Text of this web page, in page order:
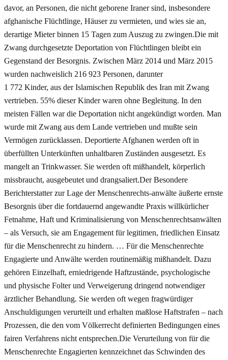
davor, an Personen, die nicht geborene Iraner sind, insbesondere
afghanische Flüchtlinge, Häuser zu vermieten, und wies sie an,
derartige Mieter binnen 15 Tagen zum Auszug zu zwingen.Die mit
Zwang durchgesetzte Deportation von Flüchtlingen bleibt ein
Gegenstand der Besorgnis. Zwischen März 2014 und März 2015
wurden nachweislich 216 923 Personen, darunter
1 772 Kinder, aus der Islamischen Republik des Iran mit Zwang
vertrieben. 55% dieser Kinder waren ohne Begleitung. In den
meisten Fällen war die Deportation nicht angekündigt worden. Man
wurde mit Zwang aus dem Lande vertrieben und mußte sein
Vermögen zurücklassen. Deportierte Afghanen werden oft in
überfüllten Unterkünften unhaltbaren Zuständen ausgesetzt. Es
mangelt an Trinkwasser. Sie werden oft mißhandelt, körperlich
missbraucht, ausgebeutet und drangsaliert.Der Besondere
Berichterstatter zur Lage der Menschenrechts-anwälte äußerte ernste
Besorgnis über die fortdauernd angewandte Praxis willkürlicher
Fetnahme, Haft und Kriminalisierung von Menschenrechtsanwälten
– als Versuch, sie am Engagement für legitimen, friedlichen Einsatz
für die Menschenrecht zu hindern. … Für die Menschenrechte
Engagierte und Anwälte werden routinemäßig mißhandelt. Dazu
gehören Einzelhaft, erniedrigende Haftzustände, psychologische
und physische Folter und Verweigerung dringend notwendiger
ärztlicher Behandlung. Sie werden oft wegen fragwürdiger
Anschuldigungen verurteilt und erhalten maßlose Haftstrafen – nach
Prozessen, die den vom Völkerrecht definierten Bedingungen eines
fairen Verfahrens nicht entsprechen.Die Verurteilung von für die
Menschenrechte Engagierten kennzeichnet das Schwinden des